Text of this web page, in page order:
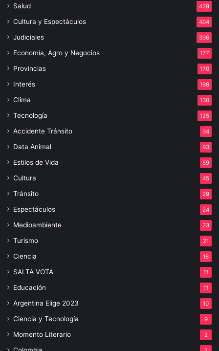
Salud 428
Cultura y Espectáculos 404
Judiciales 396
Economía, Agro y Negocios 177
Provincias 170
Interés 166
Clima 130
Tecnología 125
Accidente Tránsito 94
Data Animal 93
Estilos de Vida 59
Cultura 45
Tránsito 29
Espectáculos 24
Medioambiente 23
Turismo 21
Ciencia 16
SALTA VOTA 11
Educación 11
Argentina Elige 2023 10
Ciencia y Tecnología 9
Momento Literario 2